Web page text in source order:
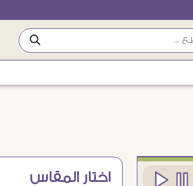
اختار المقاس